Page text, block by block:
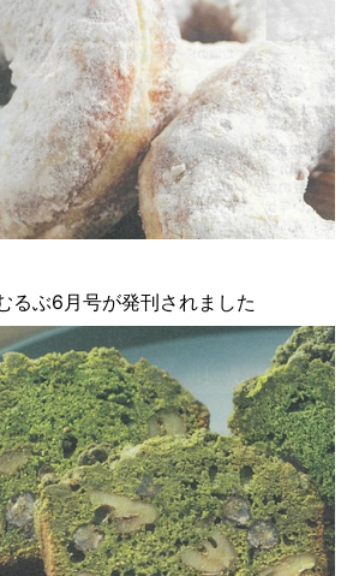
ぶ6月号が発刊されました